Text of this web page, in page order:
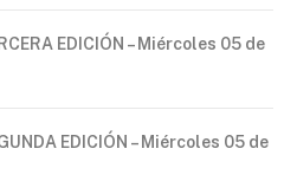
EDICIÓN – Miércoles 05 de
EDICIÓN – Miércoles 05 de